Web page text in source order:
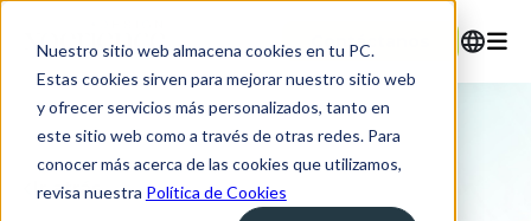
Nuestro sitio web almacena cookies en tu PC.
Estas cookies sirven para mejorar nuestro sitio web
y ofrecer servicios más personalizados, tanto en
este sitio web como a través de otras redes. Para
conocer más acerca de las cookies que utilizamos,
revisa nuestra Política de Cookies
Contáctanos
Español
Ir atrás